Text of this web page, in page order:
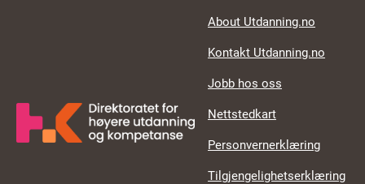
About Utdanning.no
Kontakt Utdanning.no
Jobb hos oss
Nettstedkart
Personvernerklæring
Tilgjengelighetserklæring